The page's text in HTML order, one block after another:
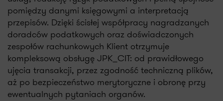
pomiędzy danymi księgowymi a interpretacją
przepisów. Dzięki ścisłej współpracy nagradzanych
doradców podatkowych oraz doświadczonych
zespołów rachunkowych Klient otrzymuje
kompleksową obsługę JPK_CIT: od prawidłowego
ujęcia transakcji, przez zgodność techniczną plików,
aż po bezpieczeństwo merytoryczne i obronę przy
ewentualnych pytaniach organów.